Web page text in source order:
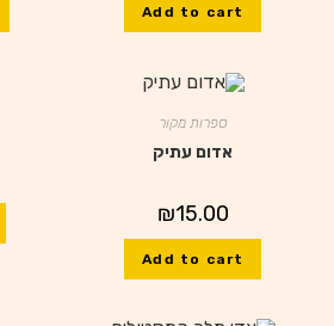
Add to cart
ספרות מקור
אדום עתיק
₪15.00
Add to cart